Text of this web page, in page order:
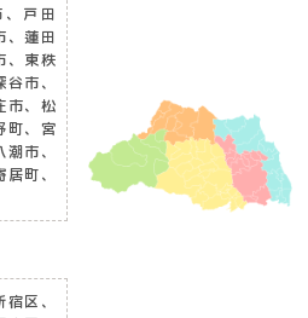
戸田
、蓮田
、東秩
市、
市、松
町、宮
市、
町、
区、